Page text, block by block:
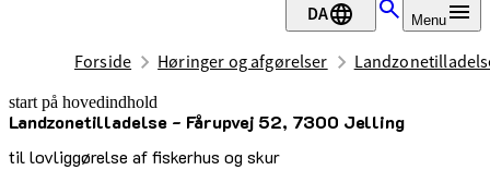
DA Menu
Forside Høringer og afgørelser
start på hovedindhold
Landzonetilladelse - Fårupvej 52, 7300 Jelling
til lovliggørelse af fiskerhus og skur
senest opdateret 28. november 2025